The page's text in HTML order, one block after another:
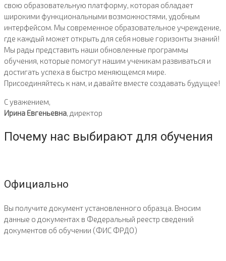
свою образовательную платформу, которая обладает
широкими функциональными возможностями, удобным
интерфейсом. Мы современное образовательное учреждение,
где каждый может открыть для себя новые горизонты знаний!
Мы рады представить наши обновленные программы
обучения, которые помогут нашим ученикам развиваться и
достигать успеха в быстро меняющемся мире.
Присоединяйтесь к нам, и давайте вместе создавать будущее!
С уважением,
Ирина Евгеньевна, директор
Почему нас выбирают для обучения
Официально
Вы получите документ установленного образца. Вносим
данные о документах в Федеральный реестр сведений
документов об обучении (ФИС ФРДО)